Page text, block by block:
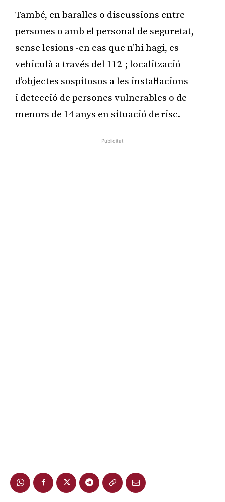
També, en baralles o discussions entre
persones o amb el personal de seguretat,
sense lesions -en cas que n’hi hagi, es
vehiculà a través del 112-; localització
d’objectes sospitosos a les instal·lacions
i detecció de persones vulnerables o de
menors de 14 anys en situació de risc.
Publicitat